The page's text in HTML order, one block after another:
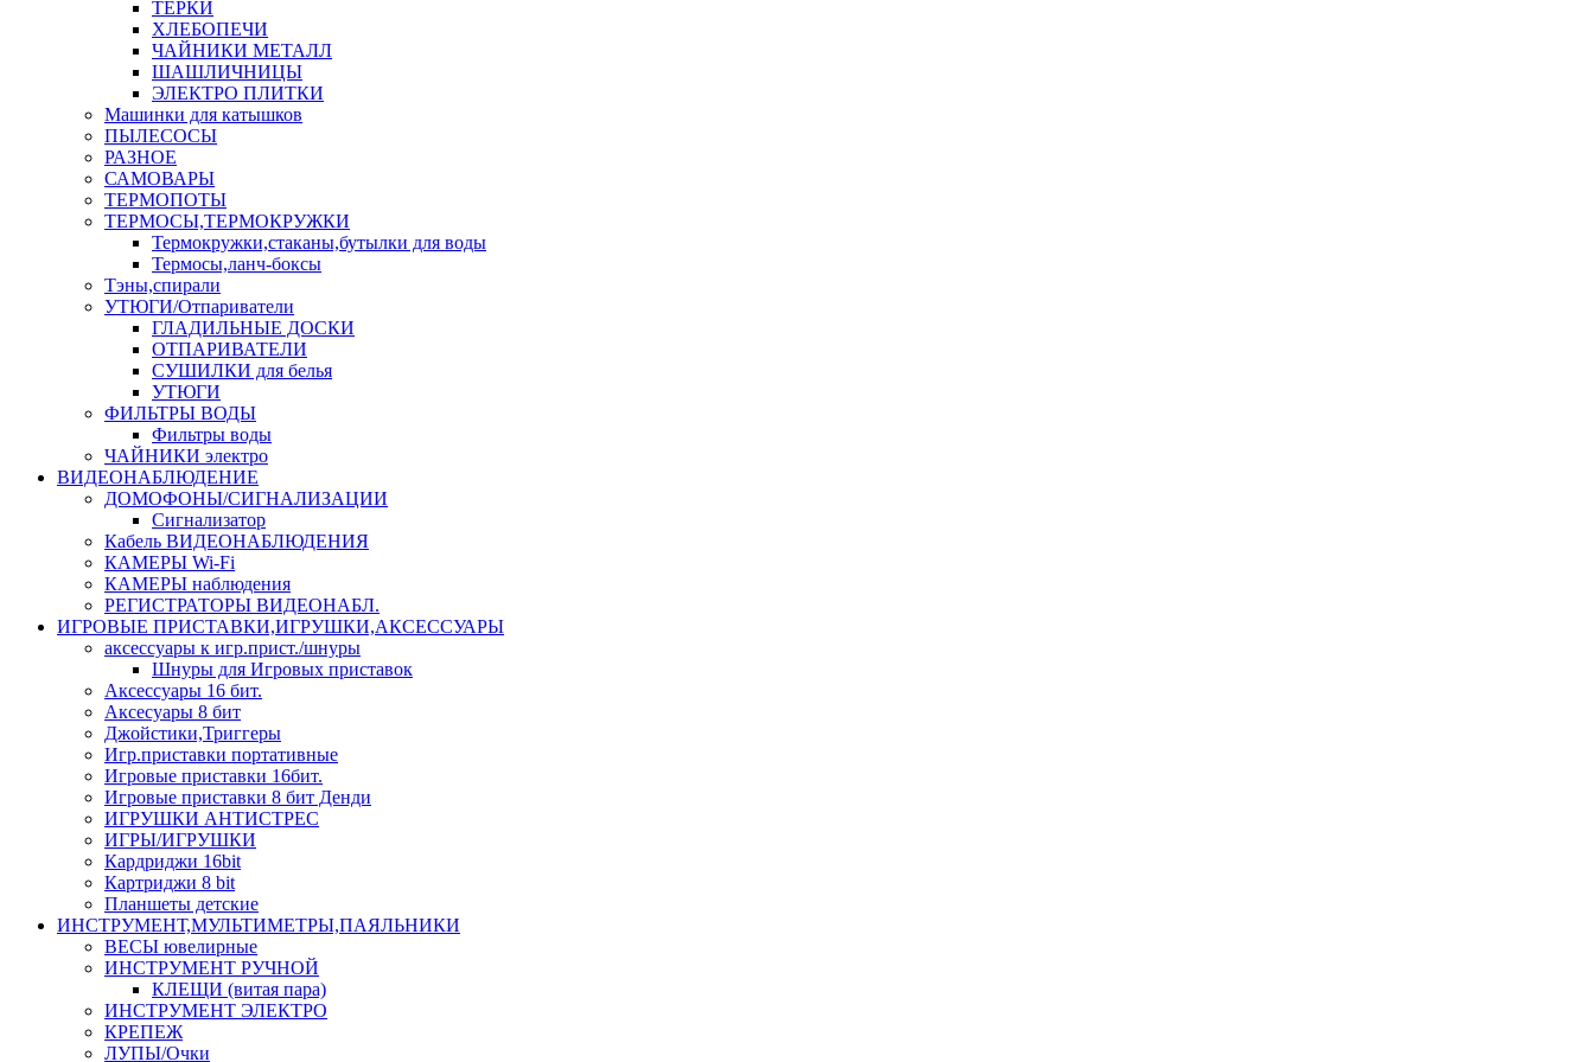
ТЕРКИ
ХЛЕБОПЕЧИ
ЧАЙНИКИ МЕТАЛЛ
ШАШЛИЧНИЦЫ
ЭЛЕКТРО ПЛИТКИ
Машинки для катышков
ПЫЛЕСОСЫ
РАЗНОЕ
САМОВАРЫ
ТЕРМОПОТЫ
ТЕРМОСЫ,ТЕРМОКРУЖКИ
Термокружки,стаканы,бутылки для воды
Термосы,ланч-боксы
Тэны,спирали
УТЮГИ/Отпариватели
ГЛАДИЛЬНЫЕ ДОСКИ
ОТПАРИВАТЕЛИ
СУШИЛКИ для белья
УТЮГИ
ФИЛЬТРЫ ВОДЫ
Фильтры воды
ЧАЙНИКИ электро
ВИДЕОНАБЛЮДЕНИЕ
ДОМОФОНЫ/СИГНАЛИЗАЦИИ
Сигнализатор
Кабель ВИДЕОНАБЛЮДЕНИЯ
КАМЕРЫ Wi-Fi
КАМЕРЫ наблюдения
РЕГИСТРАТОРЫ ВИДЕОНАБЛ.
ИГРОВЫЕ ПРИСТАВКИ,ИГРУШКИ,АКСЕССУАРЫ
аксесcуары к игр.прист./шнуры
Шнуры для Игровых приставок
Аксессуары 16 бит.
Аксесуары 8 бит
Джойстики,Триггеры
Игр.приставки портативные
Игровые приставки 16бит.
Игровые приставки 8 бит Денди
ИГРУШКИ АНТИСТРЕС
ИГРЫ/ИГРУШКИ
Кардриджи 16bit
Картриджи 8 bit
Планшеты детские
ИНСТРУМЕНТ,МУЛЬТИМЕТРЫ,ПАЯЛЬНИКИ
ВЕСЫ ювелирные
ИНСТРУМЕНТ РУЧНОЙ
КЛЕЩИ (витая пара)
ИНСТРУМЕНТ ЭЛЕКТРО
КРЕПЕЖ
ЛУПЫ/Очки